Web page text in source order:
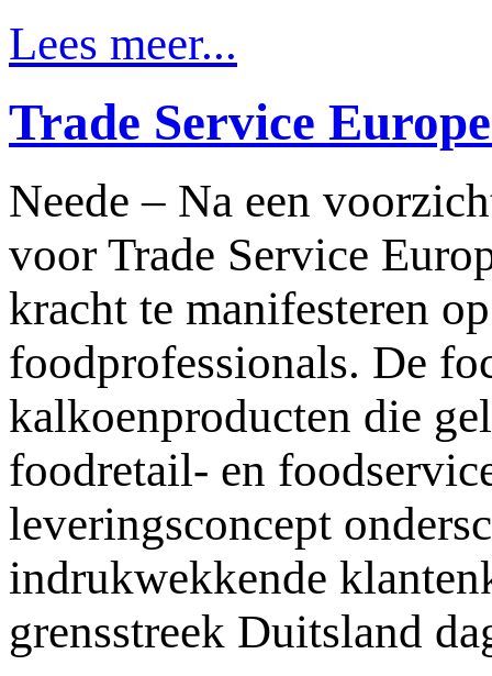
Lees meer...
Trade Service
Neede – Na een
voor Trade Service
kracht te manifesteren
foodprofessionals. De
kalkoenproducten die
foodretail- en
leveringsconcept
indrukwekkende
grensstreek Duitsland